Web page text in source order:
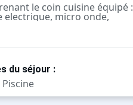
le coin cuisine équipé :
electrique, micro onde,
TV, grande fenêtre
avec lavabo et WC
: accès mezzanine
1.75m) Lit double (Literie
du séjour :
Piscine